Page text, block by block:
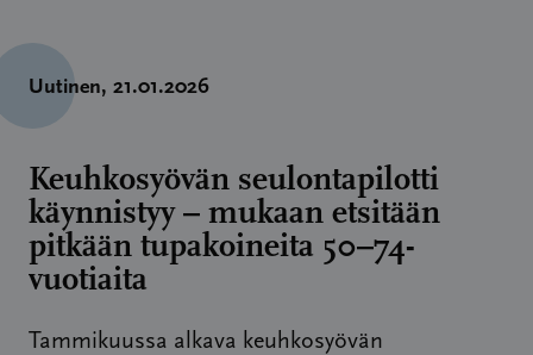
Uutinen, 21.01.2026
Keuhkosyövän seulontapilotti
käynnistyy – mukaan etsitään
pitkään tupakoineita 50–74-
vuotiaita
Tammikuussa alkava keuhkosyövän